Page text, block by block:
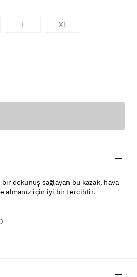
L XL
dokunuş sağlayan bu kazak, hava
almanız için iyi bir tercihtir.